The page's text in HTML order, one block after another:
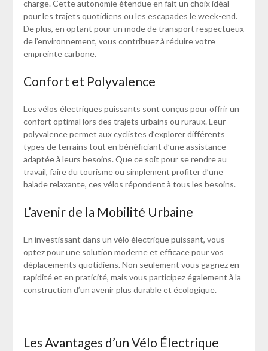
charge. Cette autonomie étendue en fait un choix idéal
pour les trajets quotidiens ou les escapades le week-end.
De plus, en optant pour un mode de transport respectueux
de l’environnement, vous contribuez à réduire votre
empreinte carbone.
Confort et Polyvalence
Les vélos électriques puissants sont conçus pour offrir un
confort optimal lors des trajets urbains ou ruraux. Leur
polyvalence permet aux cyclistes d’explorer différents
types de terrains tout en bénéficiant d’une assistance
adaptée à leurs besoins. Que ce soit pour se rendre au
travail, faire du tourisme ou simplement profiter d’une
balade relaxante, ces vélos répondent à tous les besoins.
L’avenir de la Mobilité Urbaine
En investissant dans un vélo électrique puissant, vous
optez pour une solution moderne et efficace pour vos
déplacements quotidiens. Non seulement vous gagnez en
rapidité et en praticité, mais vous participez également à la
construction d’un avenir plus durable et écologique.
Les Avantages d’un Vélo Électrique